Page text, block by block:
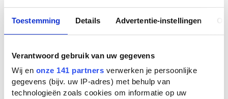
Toestemming Details Advertentie-instellingen
Verantwoord gebruik van uw gegevens
Wij en onze 141 partners verwerken je persoonlijke
gegevens (bijv. uw IP-adres) met behulp van
technologieën zoals cookies om informatie op uw
Het jaar van de heks door
Greet Beukenkamp
scholier